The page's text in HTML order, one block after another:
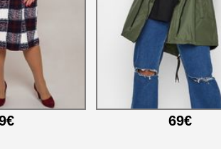
69€